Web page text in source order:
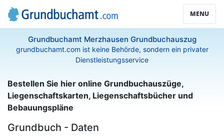
MENU
Grundbuchamt Merzhausen Grundbuchauszug
grundbuchamt.com ist keine Behörde, sondern ein privater
Dienstleistungsservice
Bestellen Sie hier online Grundbuchauszüge,
Liegenschaftskarten, Liegenschaftsbücher und
Bebauungspläne
Grundbuch - Daten